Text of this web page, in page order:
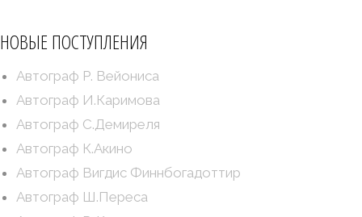
НОВЫЕ ПОСТУПЛЕНИЯ
Автограф Р. Вейониса
Автограф И.Каримова
Автограф С.Демиреля
Автограф К.Акино
Автограф Вигдис Финнбогадоттир
Автограф Ш.Переса